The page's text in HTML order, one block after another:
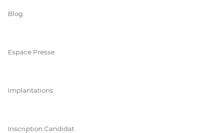
Blog
Espace Presse
Implantations
Inscription Candidat